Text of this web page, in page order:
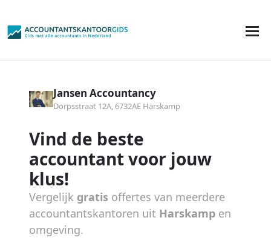
Jansen Accountancy
Dorpsstraat 12A, 6732AE Harskamp
Vind de beste
accountant voor jouw
klus!
Vergelijk gratis offertes van meerdere
accountantskantoren uit Harskamp en
omgeving.